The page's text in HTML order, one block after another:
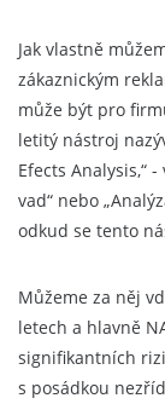
Jak vlastně
zákaznickým
může být pro
letitý nástroj
Efects Analysis,“
vad“ nebo
odkud se tento
Můžeme za něj
letech a hlavně
signifikantních
s posádkou